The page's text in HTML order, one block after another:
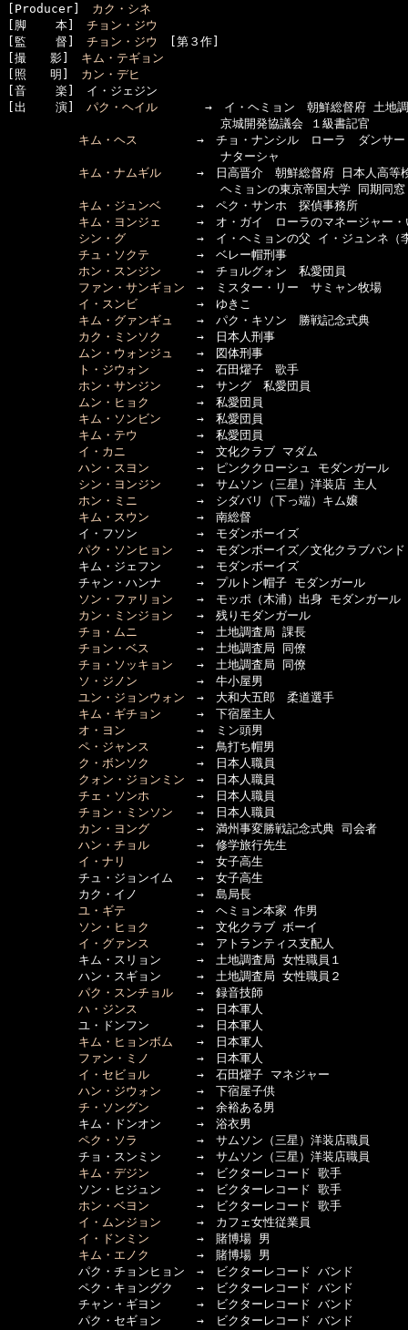
[Producer] カク・シネ
[脚    本] チョン・ジウ
[監    督] チョン・ジウ
[第３作]
[撮　　影] キム・テギョン
[照　　明] カン・デヒ
[音    楽]　イ・ジェジン
[出    演] パク・ヘイル →　イ・ヘミョン　朝鮮総督府 土地調
京城開発協議会 １級書記官
キム・ヘス →　チョ・ナンシル　ローラ　ダンサー
ナターシャ
キム・ナムギル →　日高晋介　朝鮮総督府 日本人高等
ヘミョンの東京帝国大学 同期同窓
キム・ジュンベ →　ペク・サンホ　探偵事務所
キム・ヨンジェ →　オ・ガイ　ローラのマネージャー・
シン・グ →　イ・ヘミョンの父 イ・ジュンネ（李
チュ・ソクテ →　ベレー帽刑事
ホン・スンジン →　チョルグォン　私愛団員
ファン・サンギョン →　ミスター・リー　サミャン牧場
イ・スンビ →　ゆきこ
キム・グァンギュ
→　パク・キソン　勝戦記念式典
カク・ミンソク
→　日本人刑事
ムン・ウォンジュ
→　図体刑事
ト・ジウォン →　石田燿子　歌手
ホン・サンジン →　サング　私愛団員
ムン・ヒョク
→　私愛団員
キム・ソンビン →　私愛団員
キム・テウ
→　私愛団員
イ・カニ →　文化クラブ マダム
ハン・スヨン →　ピンククローシュ モダンガール
シン・ヨンジン →　サムソン（三星）洋装店 主人
ホン・ミニ →　シダバリ（下っ端）キム嬢
キム・スウン →　南総督
イ・フソン　　　　　→　モダンボーイズ
パク・ソンヒョン →　モダンボーイズ／文化クラブバンド
キム・ジェフン　　　→　モダンボーイズ
チャン・ハンナ　　　→　プルトン帽子 モダンガール
ソン・ファリョン →　モッポ（木浦）出身 モダンガール
カン・ミンジョン →　残りモダンガール
チョ・ムニ →　土地調査局 課長
チョン・ベス →　土地調査局 同僚
チョ・ソッキョン →　土地調査局 同僚
ソ・ジノン →　牛小屋男
ユン・ジョンウォン →　大和大五郎　柔道選手
キム・ギチョン →　下宿屋主人
オ・ヨン →　ミン頭男
ペ・ジャンス →　鳥打ち帽男
ク・ボンソク
→　日本人職員
クォン・ジョンミン →　日本人職員
チェ・ソンホ →　日本人職員
チョン・ミンソン →　日本人職員
カン・ヨング →　満州事変勝戦記念式典 司会者
ハン・チョル →　修学旅行先生
イ・ナリ
→　女子高生
チュ・ジョンイム　　→　女子高生
カク・イノ　　　　　→　島局長
ユ・ギテ →　ヘミョン本家 作男
ソン・ヒョク
→　文化クラブ ボーイ
イ・グァンス →　アトランティス支配人
キム・スリョン　　　→　土地調査局 女性職員１
ハン・スギョン　　　→　土地調査局 女性職員２
パク・スンチョル →　録音技師
ハ・ジンス →　日本軍人
ユ・ドンフン　　　　→　日本軍人
キム・ヒョンボム →　日本軍人
ファン・ミノ
→　日本軍人
イ・セビョル →　石田燿子 マネジャー
ハン・ジウォン →　下宿屋子供
チ・ソングン →　余裕ある男
キム・ドンオン　　　→　浴衣男
ペク・ソラ
→　サムソン（三星）洋装店職員
チョ・スンミン　　　→　サムソン（三星）洋装店職員
キム・デジン →　ビクターレコード 歌手
ソン・ヒジュン　　　→　ビクターレコード 歌手
ホン・ベヨン →　ビクターレコード 歌手
イ・ムンジョン →　カフェ女性従業員
イ・ドンミン →　賭博場 男
キム・エノク
→　賭博場 男
パク・チョンヒョン　→　ビクターレコード バンド
ペク・キョングク　　→　ビクターレコード バンド
チャン・ギヨン　　　→　ビクターレコード バンド
パク・セギョン　　　→　ビクターレコード バンド